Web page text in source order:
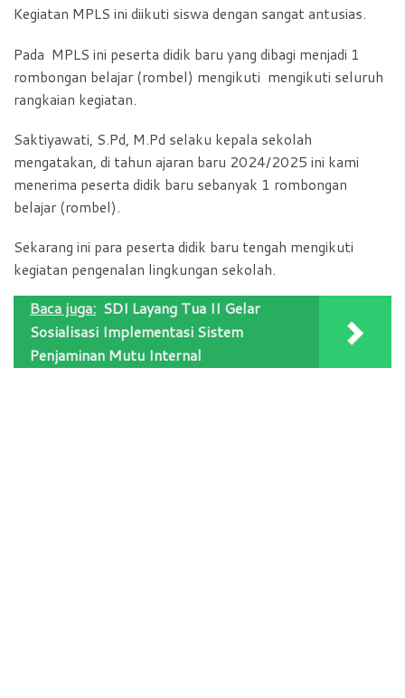
Kegiatan MPLS ini diikuti siswa dengan sangat antusias.
Pada MPLS ini peserta didik baru yang dibagi menjadi 1
rombongan belajar (rombel) mengikuti mengikuti seluruh
rangkaian kegiatan.
Saktiyawati, S.Pd, M.Pd selaku kepala sekolah
mengatakan, di tahun ajaran baru 2024/2025 ini kami
menerima peserta didik baru sebanyak 1 rombongan
belajar (rombel).
Sekarang ini para peserta didik baru tengah mengikuti
kegiatan pengenalan lingkungan sekolah.
Baca juga: SDI Layang Tua II Gelar
Sosialisasi Implementasi Sistem
Penjaminan Mutu Internal